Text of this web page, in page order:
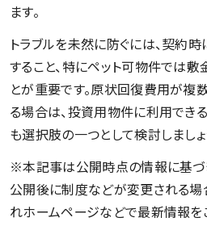
ます。
トラブルを未然に防ぐには、契約
すること、特にペット可物件では
とが重要です。原状回復費用が複
る場合は、投資用物件に利用でき
も選択肢の一つとして検討しましょ
※本記事は公開時点の情報に基づ
公開後に制度などが変更される場
れホームページなどで最新情報を